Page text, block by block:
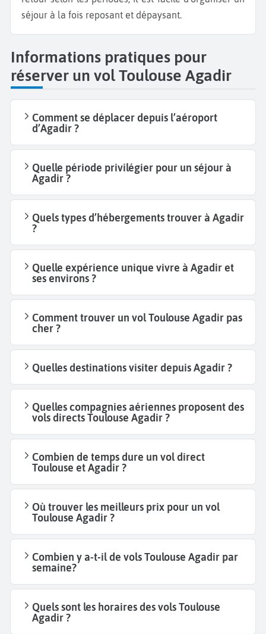
séjour à la fois reposant et dépaysant.
Informations pratiques pour
réserver un vol Toulouse Agadir
Comment se déplacer depuis l’aéroport
d’Agadir ?
Quelle période privilégier pour un séjour à
Agadir ?
Quels types d’hébergements trouver à Agadir
?
Quelle expérience unique vivre à Agadir et
ses environs ?
Comment trouver un vol Toulouse Agadir pas
cher ?
Quelles destinations visiter depuis Agadir ?
Quelles compagnies aériennes proposent des
vols directs Toulouse Agadir ?
Combien de temps dure un vol direct
Toulouse et Agadir ?
Où trouver les meilleurs prix pour un vol
Toulouse Agadir ?
Combien y a-t-il de vols Toulouse Agadir par
semaine?
Quels sont les horaires des vols Toulouse
Agadir ?